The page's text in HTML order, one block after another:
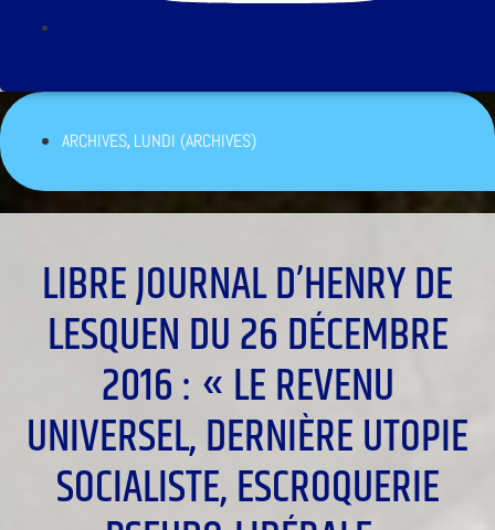
ARCHIVES,LUNDI (ARCHIVES)
LIBRE JOURNAL D’HENRY DE
LESQUEN DU 26 DÉCEMBRE
2016 : « LE REVENU
UNIVERSEL, DERNIÈRE UTOPIE
SOCIALISTE, ESCROQUERIE